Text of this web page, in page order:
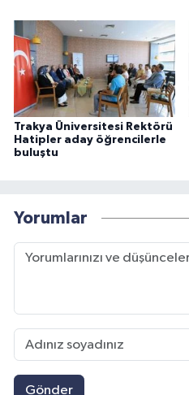
Trakya Üniversitesi Rektörü
Hatipler aday öğrencilerle
buluştu
Yorumlar
Gönder